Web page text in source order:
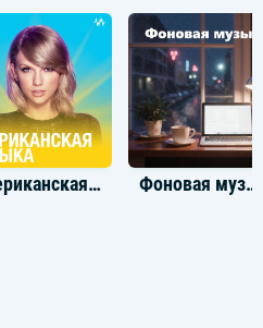
Американская музыка Фоновая музыка